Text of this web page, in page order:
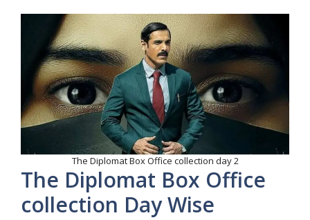
The Diplomat Box Office collection day 2
The Diplomat Box Office
collection Day Wise